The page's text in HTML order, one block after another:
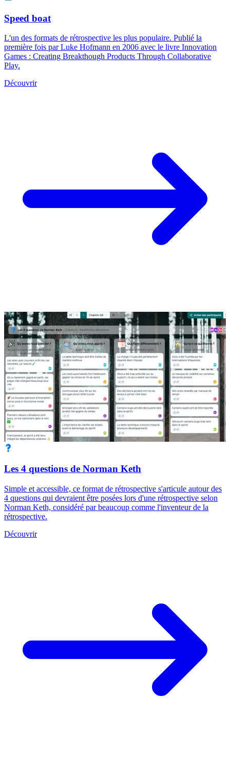
Speed boat
L'un des formats de rétrospective les plus populaire. Publié la
première fois par Luke Hofmann en 2006 avec le livre Innovation
Games : Creating Breakthough Products Through Collaborative
Play.
Découvrir
Les 4 questions de Norman Keth
Simple et accessible, ce format de rétrospective s'articule autour des
4 questions qui devraient être posées lors d'une rétrospective selon
Norman Keth, considéré par beaucoup comme l'inventeur de la
rétrospective.
Découvrir